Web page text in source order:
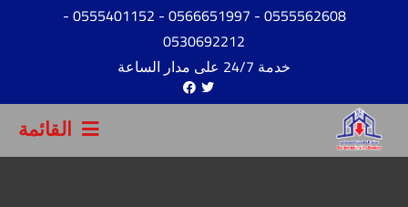
0555562608
- 0566651997
- 0555401152
-
0530692212
خدمة 24/7 على مدار الساعة
القائمة